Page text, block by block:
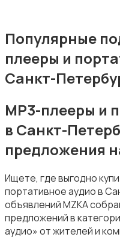
MP3-плееры и
Электронные книги
Спутниковое и
Популярные
плееры и
Санкт-
MP3-плееры и
в Санкт-
предложения
Ищете, где выгодно
портативное аудио в
объявлений MZKA
предложений в
аудио» от жителей и